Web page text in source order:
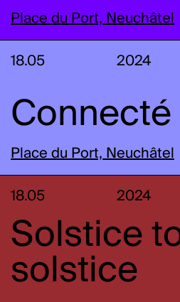
Place du Port, Neuchâtel
18.05 2024
Connecté
Place du Port, Neuchâtel
18.05 2024
Solstice
solstice